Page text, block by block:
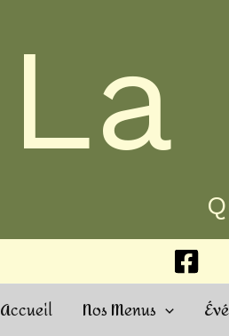
La
Accueil Nos Menus